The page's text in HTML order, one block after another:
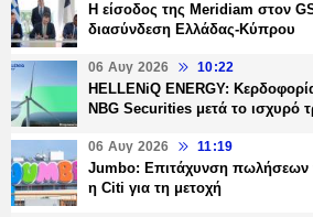
Η είσοδος της Meridiam στον
διασύνδεση Ελλάδας-Κύπρου
06 Αυγ 2026 10:22
HELLENiQ ENERGY:
NBG Securities μετά το ισχυρό
06 Αυγ 2026 11:19
Jumbo: Επιτάχυνση πωλήσεων
η Citi για τη μετοχή